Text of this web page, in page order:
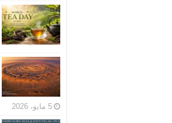
5 مايو، 2026